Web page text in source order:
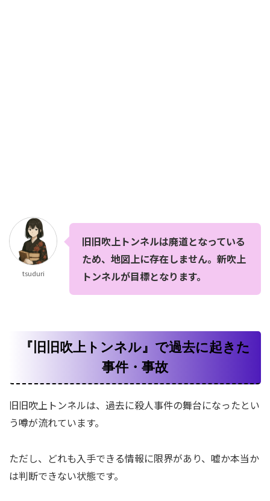
tsuduri
旧旧吹上トンネルは廃道となっている
ため、地図上に存在しません。新吹上
トンネルが目標となります。
『旧旧吹上トンネル』で過去に起きた
事件・事故
旧旧吹上トンネルは、過去に殺人事件の舞台になったとい
う噂が流れています。
ただし、どれも入手できる情報に限界があり、嘘か本当か
は判断できない状態です。